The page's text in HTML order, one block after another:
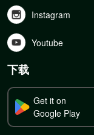
Instagram
Youtube
下载
Get it on
Google Play